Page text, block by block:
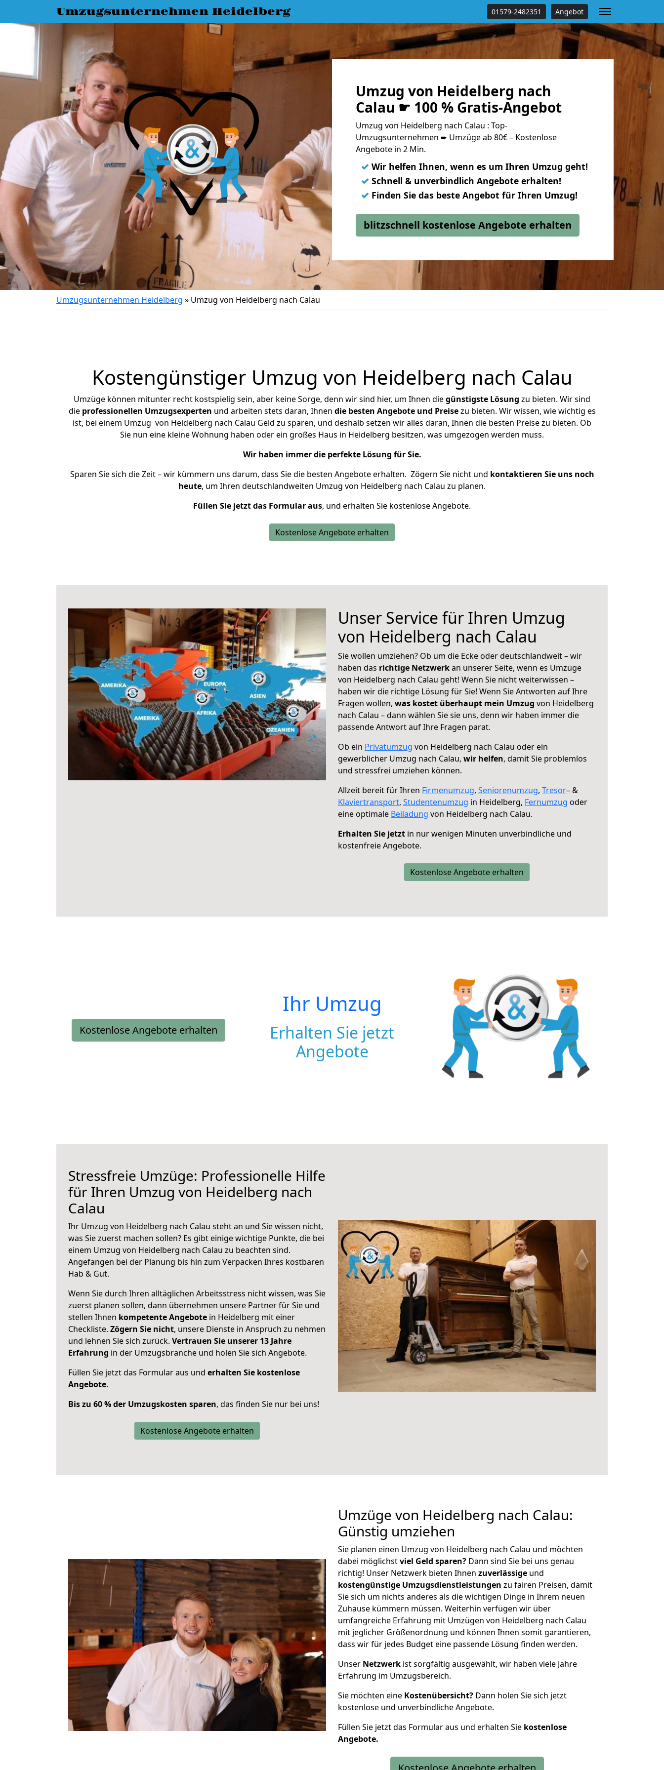
Umzugsunternehmen Heidelberg 01579-2482351 Angebot
Umzug von Heidelberg nach
Calau ☛ 100 % Gratis-Angebot
Umzug von Heidelberg nach Calau : Top-
Umzugsunternehmen ➨ Umzüge ab 80€ – Kostenlose
Angebote in 2 Min.
✓ Wir helfen Ihnen, wenn es um Ihren Umzug geht!
✓ Schnell & unverbindlich Angebote erhalten!
✓ Finden Sie das beste Angebot für Ihren Umzug!
blitzschnell kostenlose Angebote erhalten
Umzugsunternehmen Heidelberg » Umzug von Heidelberg nach Calau
Kostengünstiger Umzug von Heidelberg nach Calau
Umzüge können mitunter recht kostspielig sein, aber keine Sorge, denn wir sind hier, um Ihnen diegünstigste Lösung zu bieten. Wir sind
die professionellen Umzugsexperten und arbeiten stets daran, Ihnen die besten Angebote und Preisezu bieten. Wir wissen, wie wichtig es
ist, bei einem Umzug von Heidelberg nach Calau Geld zu sparen, und deshalb setzen wir alles daran, Ihnen die besten Preise zu bieten. Ob
Sie nun eine kleine Wohnung haben oder ein großes Haus in Heidelberg besitzen, was umgezogen werden muss.
Wir haben immer die perfekte Lösung für Sie.
Sparen Sie sich die Zeit – wir kümmern uns darum, dass Sie die besten Angebote erhalten. Zögern Sie nicht und kontaktieren Sie uns noch
heute, um Ihren deutschlandweiten Umzug von Heidelberg nach Calau zu planen.
Füllen Sie jetzt das Formular aus, und erhalten Sie kostenlose Angebote.
Kostenlose Angebote erhalten
Unser Service für Ihren Umzug
von Heidelberg nach Calau
Sie wollen umziehen? Ob um die Ecke oder deutschlandweit – wir
haben das richtige Netzwerkan unserer Seite, wenn es Umzüge
von Heidelberg nach Calau geht! Wenn Sie nicht weiterwissen –
haben wir die richtige Lösung für Sie! Wenn Sie Antworten auf Ihre
Fragen wollen, was kostet überhaupt mein Umzug von Heidelberg
nach Calau – dann wählen Sie sie uns, denn wir haben immer die
passende Antwort auf Ihre Fragen parat.
Ob ein Privatumzug von Heidelberg nach Calau oder ein
gewerblicher Umzug nach Calau, wir helfen, damit Sie problemlos
und stressfrei umziehen können.
Allzeit bereit für Ihren Firmenumzug, Seniorenumzug, Tresor– &
Klaviertransport, Studentenumzug in Heidelberg, Fernumzug oder
eine optimale Beiladung von Heidelberg nach Calau.
Erhalten Sie jetzt in nur wenigen Minuten unverbindliche und
kostenfreie Angebote.
Kostenlose Angebote erhalten
Kostenlose Angebote erhalten
Ihr Umzug
Erhalten Sie jetzt
Angebote
Stressfreie Umzüge: Professionelle Hilfe
für Ihren Umzug von Heidelberg nach
Calau
Ihr Umzug von Heidelberg nach Calau steht an und Sie wissen nicht,
was Sie zuerst machen sollen? Es gibt einige wichtige Punkte, die bei
einem Umzug von Heidelberg nach Calau zu beachten sind.
Angefangen bei der Planung bis hin zum Verpacken Ihres kostbaren
Hab & Gut.
Wenn Sie durch Ihren alltäglichen Arbeitsstress nicht wissen, was Sie
zuerst planen sollen, dann übernehmen unsere Partner für Sie und
stellen Ihnen kompetente Angebote in Heidelberg mit einer
Checkliste. Zögern Sie nicht, unsere Dienste in Anspruch zu nehmen
und lehnen Sie sich zurück. Vertrauen Sie unserer 13 Jahre
Erfahrung in der Umzugsbranche und holen Sie sich Angebote.
Füllen Sie jetzt das Formular aus und erhalten Sie kostenlose
Angebote.
Bis zu 60 % der Umzugskosten sparen, das finden Sie nur bei uns!
Kostenlose Angebote erhalten
Umzüge von Heidelberg nach Calau:
Günstig umziehen
Sie planen einen Umzug von Heidelberg nach Calau und möchten
dabei möglichstviel Geld sparen? Dann sind Sie bei uns genau
richtig! Unser Netzwerk bieten Ihnen zuverlässige und
kostengünstige Umzugsdienstleistungen zu fairen Preisen, damit
Sie sich um nichts anderes als die wichtigen Dinge in Ihrem neuen
Zuhause kümmern müssen. Weiterhin verfügen wir über
umfangreiche Erfahrung mit Umzügen von Heidelberg nach Calau
mit jeglicher Größenordnung und können Ihnen somit garantieren,
dass wir für jedes Budget eine passende Lösung finden werden.
Unser Netzwerk ist sorgfältig ausgewählt, wir haben viele Jahre
Erfahrung im Umzugsbereich.
Sie möchten eine Kostenübersicht? Dann holen Sie sich jetzt
kostenlose und unverbindliche Angebote.
Füllen Sie jetzt das Formular aus und erhalten Sie kostenlose
Angebote.